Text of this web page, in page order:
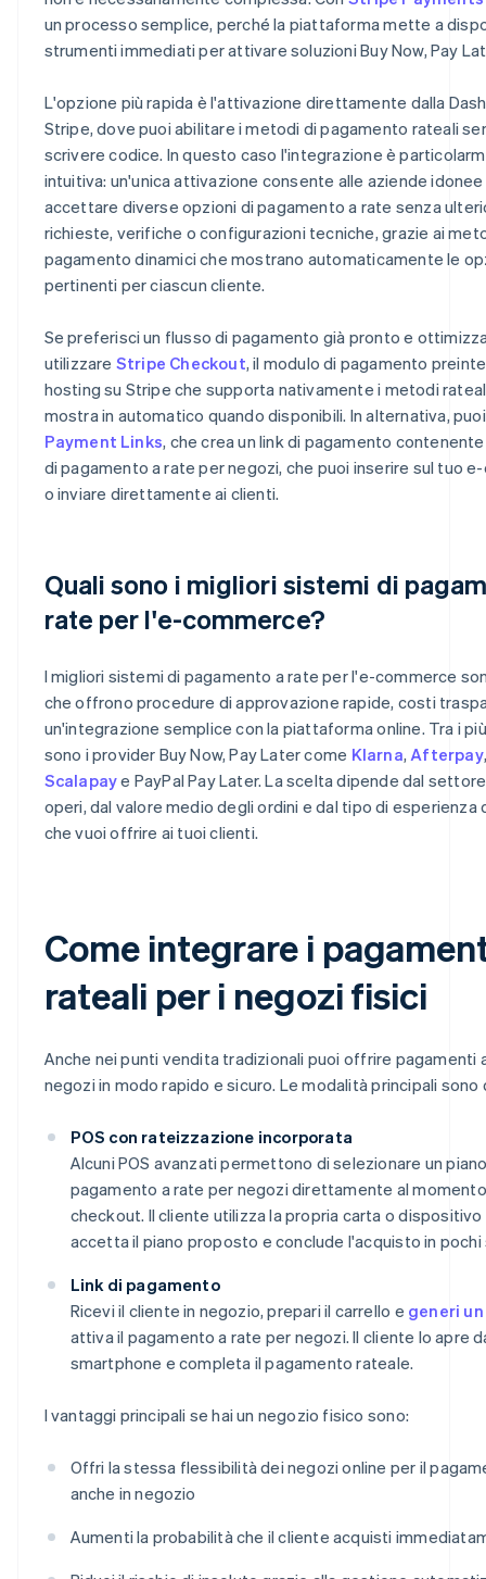
un processo semplice, perché la piattaforma mette a
strumenti immediati per attivare soluzioni Buy Now, Pay
L'opzione più rapida è l'attivazione direttamente dalla
Stripe, dove puoi abilitare i metodi di pagamento rateali
scrivere codice. In questo caso l'integrazione è
intuitiva: un'unica attivazione consente alle aziende
accettare diverse opzioni di pagamento a rate senza
richieste, verifiche o configurazioni tecniche, grazie ai
pagamento dinamici che mostrano automaticamente le
pertinenti per ciascun cliente.
Se preferisci un flusso di pagamento già pronto e
utilizzare Stripe Checkout, il modulo di pagamento
hosting su Stripe che supporta nativamente i metodi
mostra in automatico quando disponibili. In alternativa,
Payment Links, che crea un link di pagamento
di pagamento a rate per negozi, che puoi inserire sul tuo
o inviare direttamente ai clienti.
Quali sono i migliori sistemi di
rate per l'e-commerce?
I migliori sistemi di pagamento a rate per l'e-commerce
che offrono procedure di approvazione rapide, costi
un'integrazione semplice con la piattaforma online. Tra i
sono i provider Buy Now, Pay Later come Klarna, Afterpay
Scalapaye PayPal Pay Later. La scelta dipende dal
operi, dal valore medio degli ordini e dal tipo di esperienza
che vuoi offrire ai tuoi clienti.
Come integrare i
rateali per i negozi fisici
Anche nei punti vendita tradizionali puoi offrire pagamenti
negozi in modo rapido e sicuro. Le modalità principali sono
POS con rateizzazione incorporata
Alcuni POS avanzati permettono di selezionare un
pagamento a rate per negozi direttamente al
checkout. Il cliente utilizza la propria carta o
accetta il piano proposto e conclude l'acquisto in pochi
Link di pagamento
Ricevi il cliente in negozio, prepari il carrello e generi
attiva il pagamento a rate per negozi. Il cliente lo apre
smartphone e completa il pagamento rateale.
I vantaggi principali se hai un negozio fisico sono:
Offri la stessa flessibilità dei negozi online per il
anche in negozio
Aumenti la probabilità che il cliente acquisti